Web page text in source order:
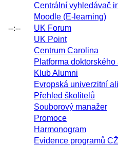
--:--
Centrální vyhledávač
Moodle (E-learning)
UK Forum
UK Point
Centrum Carolina
Platforma doktorského
Klub Alumni
Evropská univerzitní
Přehled školitelů
Souborový manažer
Promoce
Harmonogram
Evidence programů